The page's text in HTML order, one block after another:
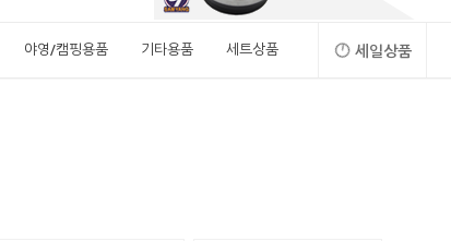
야영/캠핑용품 기타용품 세트상품 세일상품